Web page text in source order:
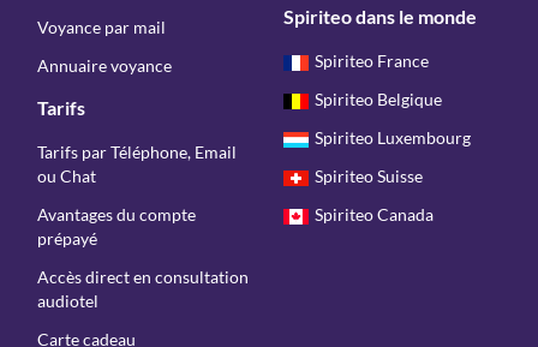
Voyance par mail
Annuaire voyance
Tarifs
Tarifs par Téléphone, Email
ou Chat
Avantages du compte
prépayé
Accès direct en consultation
audiotel
Carte cadeau
Spiriteo dans le monde
Spiriteo France
Spiriteo Belgique
Spiriteo Luxembourg
Spiriteo Suisse
Spiriteo Canada